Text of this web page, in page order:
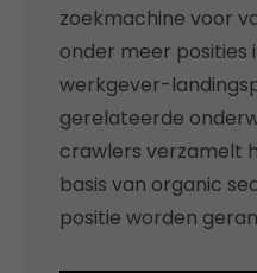
zoekmachine voor
onder meer posities
werkgever-
gerelateerde
crawlers verzamelt
basis van organic
positie worden